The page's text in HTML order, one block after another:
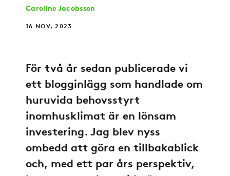
Caroline Jacobsson
16 NOV, 2023
För två år sedan publicerade vi
ett blogginlägg som handlade om
huruvida behovsstyrt
inomhusklimat är en lönsam
investering. Jag blev nyss
ombedd att göra en tillbakablick
och, med ett par års perspektiv,